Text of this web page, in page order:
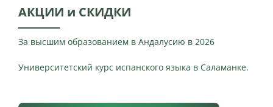
АКЦИИ и СКИДКИ
За высшим образованием в Андалусию в 2026
Университетский курс испанского языка в Саламанке.